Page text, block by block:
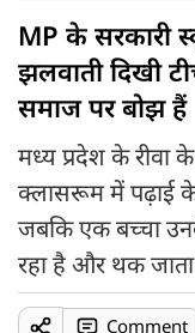
MP के सरकारी
झलवाती दिखी
समाज पर बोझ हैं
मध्य प्रदेश के रीवा
क्लासरूम में पढ़ाई
जबकि एक बच्चा
रहा है और थक
Comment